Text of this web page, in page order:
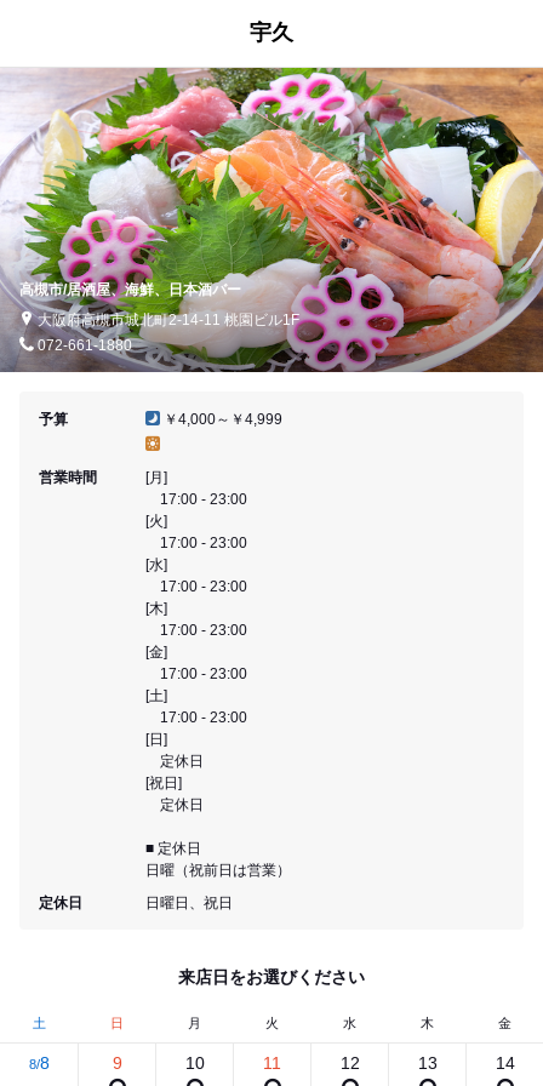
宇久
高槻市/居酒屋、海鮮、日本酒バー
大阪府高槻市城北町2-14-11 桃園ビル1F
072-661-1880
予算 ￥4,000～￥4,999
営業時間
[月]
17:00 - 23:00
[火]
17:00 - 23:00
[水]
17:00 - 23:00
[木]
17:00 - 23:00
[金]
17:00 - 23:00
[土]
17:00 - 23:00
[日]
定休日
[祝日]
定休日
■ 定休日
日曜（祝前日は営業）
定休日
日曜日、祝日
来店日をお選びください
土 日 月 火 水 木 金
8/8 9 10 11 12 13 14